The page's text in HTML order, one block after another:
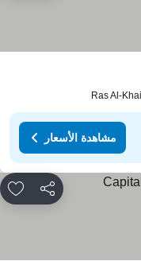
مشاهدة الأسعار
مشاركة